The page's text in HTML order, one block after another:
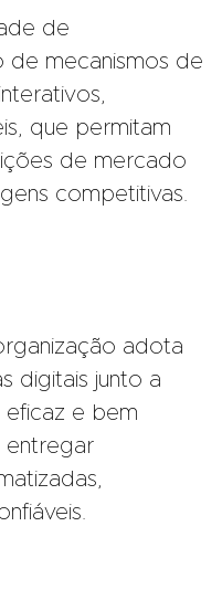
de
de mecanismos de
que permitam
de mercado
competitivas.
adota
digitais junto a
eficaz e bem
entregar